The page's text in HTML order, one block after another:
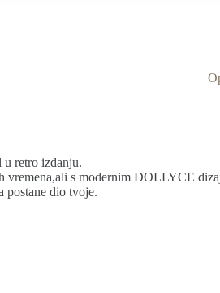
retro izdanju.
vremena,ali s modernim DOLLYCE
postane dio tvoje.